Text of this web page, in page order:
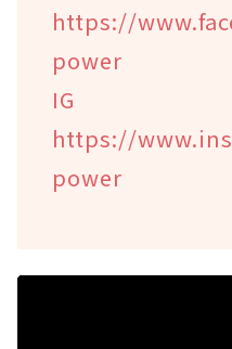
https://
power
https://
power